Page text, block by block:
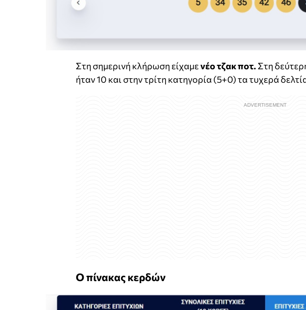
Στη σημερινή κλήρωση είχαμενέο τζακ ποτ. Στη
ήταν 10 και στην τρίτη κατηγορία (5+0) τα τυχερά
Ο πίνακας κερδών